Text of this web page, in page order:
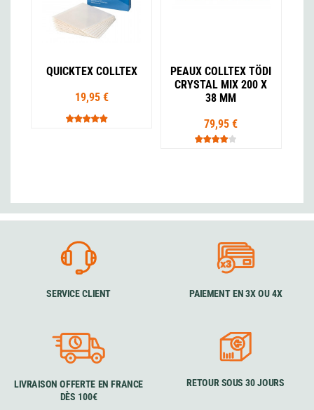
QUICKTEX COLLTEX
19,95 €
PEAUX COLLTEX TÖDI
CRYSTAL MIX 200 X
38 MM
79,95 €
SERVICE CLIENT PAIEMENT EN 3X OU 4X
LIVRAISON OFFERTE EN FRANCE
DÈS 100€
RETOUR SOUS 30 JOURS